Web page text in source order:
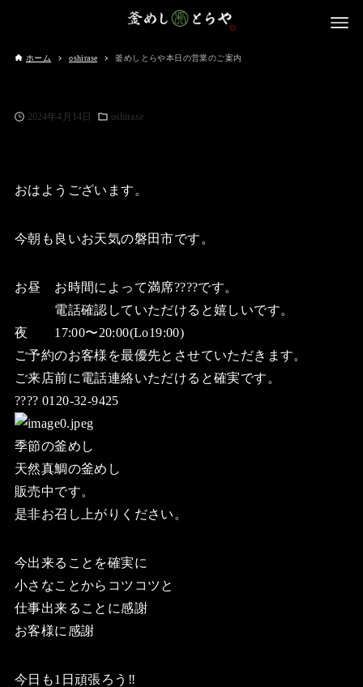
ホーム oshirase 釜めしとらや本日の営業のご案内
2024年4月14日 oshirase
おはようございます。
今朝も良いお天気の磐田市です。
お昼 お時間によって満席????です。
電話確認していただけると嬉しいです。
夜 17:00〜20:00(Lo19:00)
ご予約のお客様を最優先とさせていただきます。
ご来店前に電話連絡いただけると確実です。
???? 0120-32-9425
季節の釜めし
天然真鯛の釜めし
販売中です。
是非お召し上がりください。
今出来ることを確実に
小さなことからコツコツと
仕事出来ることに感謝
お客様に感謝
今日も1日頑張ろう‼️